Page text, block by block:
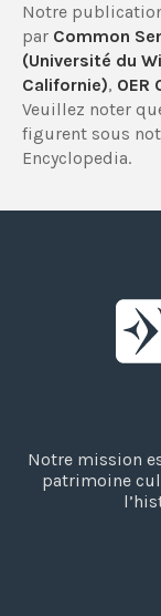
Notre
par Common
(Université du
Californie), OER
Veuillez noter
figurent sous
Encyclopedia.
Notre mission
patrimoine